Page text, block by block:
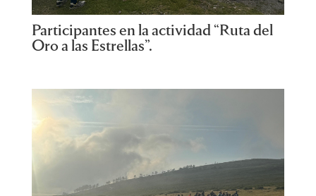
Participantes en la actividad “Ruta del
Oro a las Estrellas”.